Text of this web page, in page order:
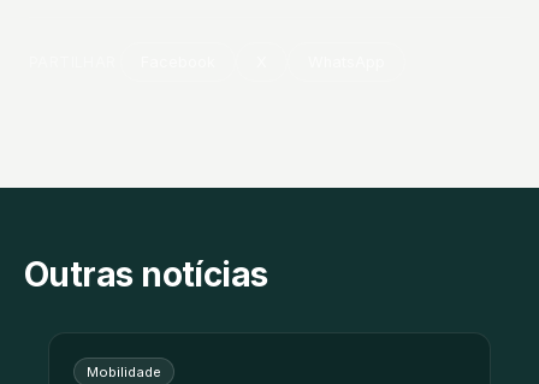
Outras notícias
Mobilidade